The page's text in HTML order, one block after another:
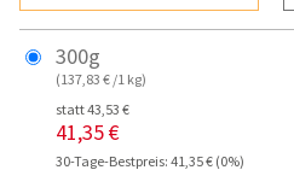
300g
(137,83 € /1 kg)
statt 43,53 €
41,35 €
30-Tage-Bestpreis: 41,35 € (0%)